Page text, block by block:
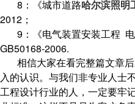
8：《城市道路哈尔滨照明
2012；
9：《电气装置安装工程
GB50168-2006.
相信大家在看完整篇文章
入的认识。与我们非专业人士
工程设计行业的人，一定要牢